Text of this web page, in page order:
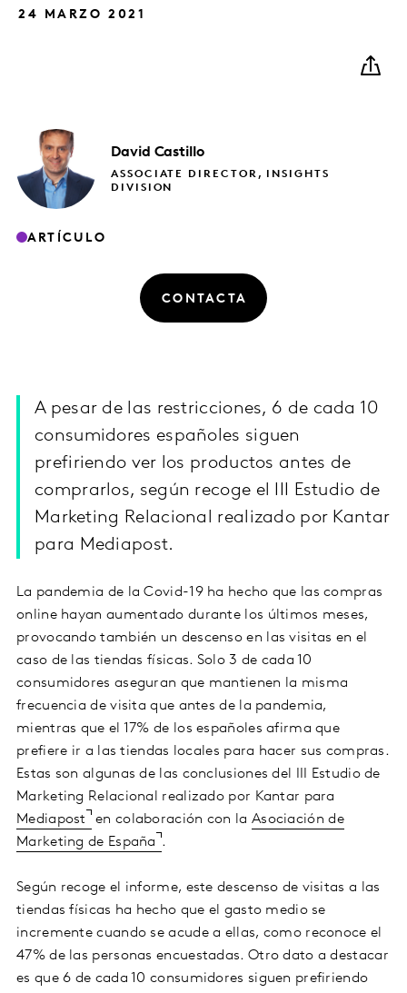
24 MARZO 2021
David Castillo
ASSOCIATE DIRECTOR, INSIGHTS
DIVISION
ARTÍCULO
CONTACTA
A pesar de las restricciones, 6 de cada 10
consumidores españoles siguen
prefiriendo ver los productos antes de
comprarlos, según recoge el III Estudio de
Marketing Relacional realizado por Kantar
para Mediapost.
La pandemia de la Covid-19 ha hecho que las compras
online hayan aumentado durante los últimos meses,
provocando también un descenso en las visitas en el
caso de las tiendas físicas. Solo 3 de cada 10
consumidores aseguran que mantienen la misma
frecuencia de visita que antes de la pandemia,
mientras que el 17% de los españoles afirma que
prefiere ir a las tiendas locales para hacer sus compras.
Estas son algunas de las conclusiones del III Estudio de
Marketing Relacional realizado por Kantar para
Mediapost en colaboración con la Asociación de
Marketing de España .
Según recoge el informe, este descenso de visitas a las
tiendas físicas ha hecho que el gasto medio se
incremente cuando se acude a ellas, como reconoce el
47% de las personas encuestadas. Otro dato a destacar
es que 6 de cada 10 consumidores siguen prefiriendo